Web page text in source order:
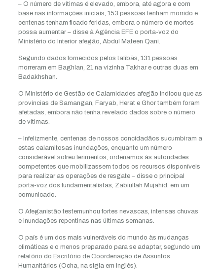
– O número de vítimas é elevado, embora, até agora e com
base nas informações iniciais, 153 pessoas tenham morrido e
centenas tenham ficado feridas, embora o número de mortes
possa aumentar – disse à Agência EFE o porta-voz do
Ministério do Interior afegão, Abdul Mateen Qani.
Segundo dados fornecidos pelos talibãs, 131 pessoas
morreram em Baghlan, 21 na vizinha Takhar e outras duas em
Badakhshan.
O Ministério de Gestão de Calamidades afegão indicou que as
províncias de Samangan, Faryab, Herat e Ghor também foram
afetadas, embora não tenha revelado dados sobre o número
de vítimas.
– Infelizmente, centenas de nossos concidadãos sucumbiram a
estas calamitosas inundações, enquanto um número
considerável sofreu ferimentos, ordenamos às autoridades
competentes que mobilizassem todos os recursos disponíveis
para realizar as operações de resgate – disse o principal
porta-voz dos fundamentalistas, Zabiullah Mujahid, em um
comunicado.
O Afeganistão testemunhou fortes nevascas, intensas chuvas
e inundações repentinas nas últimas semanas.
O país é um dos mais vulneráveis do mundo às mudanças
climáticas e o menos preparado para se adaptar, segundo um
relatório do Escritório de Coordenação de Assuntos
Humanitários (Ocha, na sigla em inglês).